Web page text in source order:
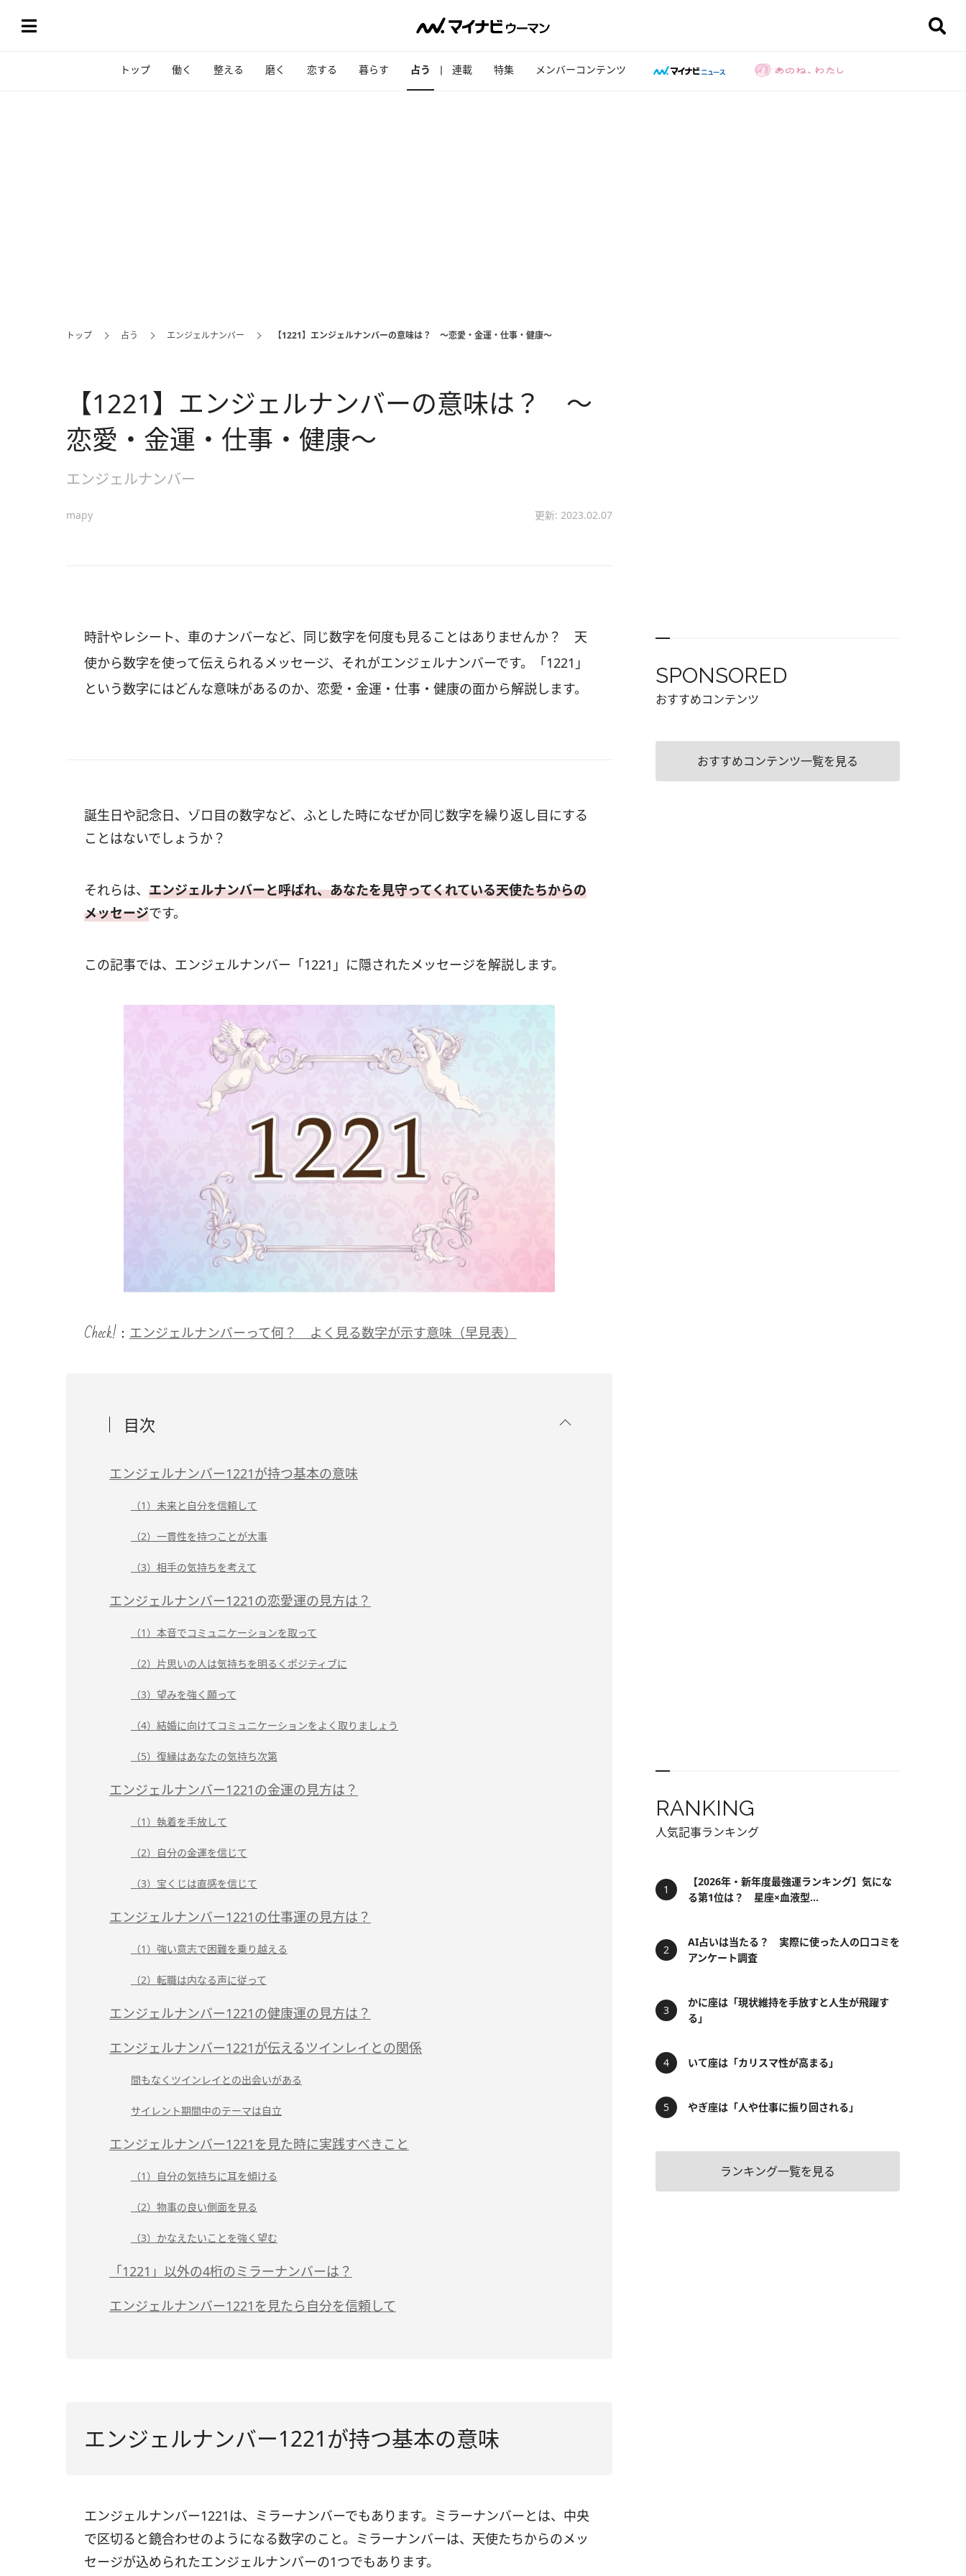
トップ 働く 整える 磨く 恋する 暮らす 占う 連載 特集 メンバーコンテンツ
トップ 占う エンジェルナンバー 【1221】エンジェルナンバーの意味は？ ～恋愛・金運・仕事・健康～
【1221】エンジェルナンバーの意味は？ ～
恋愛・金運・仕事・健康～
エンジェルナンバー
mapy 更新: 2023.02.07
時計やレシート、車のナンバーなど、同じ数字を何度も見ることはありませんか？ 天
使から数字を使って伝えられるメッセージ、それがエンジェルナンバーです。「1221」
という数字にはどんな意味があるのか、恋愛・金運・仕事・健康の面から解説します。
誕生日や記念日、ゾロ目の数字など、ふとした時になぜか同じ数字を繰り返し目にする
ことはないでしょうか？
それらは、 エンジェルナンバーと呼ばれ、あなたを見守ってくれている天使たちからの
メッセージです。
この記事では、エンジェルナンバー「1221」に隠されたメッセージを解説します。
Check!： エンジェルナンバーって何？ よく見る数字が示す意味（早見表）
目次
エンジェルナンバー1221が持つ基本の意味
（1）未来と自分を信頼して
（2）一貫性を持つことが大事
（3）相手の気持ちを考えて
エンジェルナンバー1221の恋愛運の見方は？
（1）本音でコミュニケーションを取って
（2）片思いの人は気持ちを明るくポジティブに
（3）望みを強く願って
（4）結婚に向けてコミュニケーションをよく取りましょう
（5）復縁はあなたの気持ち次第
エンジェルナンバー1221の金運の見方は？
（1）執着を手放して
（2）自分の金運を信じて
（3）宝くじは直感を信じて
エンジェルナンバー1221の仕事運の見方は？
（1）強い意志で困難を乗り越える
（2）転職は内なる声に従って
エンジェルナンバー1221の健康運の見方は？
エンジェルナンバー1221が伝えるツインレイとの関係
間もなくツインレイとの出会いがある
サイレント期間中のテーマは自立
エンジェルナンバー1221を見た時に実践すべきこと
（1）自分の気持ちに耳を傾ける
（2）物事の良い側面を見る
（3）かなえたいことを強く望む
「1221」以外の4桁のミラーナンバーは？
エンジェルナンバー1221を見たら自分を信頼して
エンジェルナンバー1221が持つ基本の意味
エンジェルナンバー1221は、ミラーナンバーでもあります。 ミラーナンバーとは、中央
で区切ると鏡合わせのようになる数字のこと。ミラーナンバーは、天使たちからのメッ
セージが込められたエンジェルナンバーの1つでもあります。
SPONSORED
おすすめコンテンツ
おすすめコンテンツ一覧を見る
RANKING
人気記事ランキング
【2026年・新年度最強運ランキング】気にな
る第1位は？ 星座×血液型...
AI占いは当たる？ 実際に使った人の口コミを
アンケート調査
かに座は「現状維持を手放すと人生が飛躍す
る」
いて座は「カリスマ性が高まる」
やぎ座は「人や仕事に振り回される」
ランキング一覧を見る